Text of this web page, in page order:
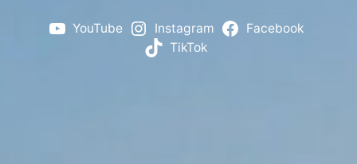
YouTube Instagram
Facebook
TikTok